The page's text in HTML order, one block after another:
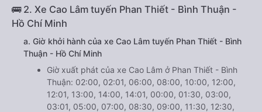
🚌 2. Xe Cao Lâm tuyến Phan Thiết - Bình Thuận -
Hồ Chí Minh
a. Giờ khởi hành của xe Cao Lâm tuyến Phan Thiết - Bình
Thuận - Hồ Chí Minh
Giờ xuất phát của xe Cao Lâm ở Phan Thiết - Bình
Thuận: 02:00, 02:01, 06:00, 08:00, 10:00, 12:00,
12:01, 13:00, 14:00, 14:01, 00:00, 01:30, 03:00,
03:01, 05:00, 07:00, 08:30, 09:00, 11:30, 12:30,